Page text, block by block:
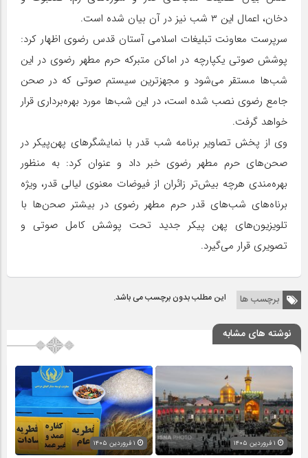
دخان، اعمال این ۳ شب نیز در آن بیان شده است.
سرپرست ﻣﻌﺎونت ﺗﺒﻠﯿﻐﺎت اﺳﻼﻣﻲ آﺳﺘﺎن ﻗﺪس رﺿﻮی اظهار کرد:
پوشش صوتی یکپارچه در اماکن متبرکه حرم مطهر رضوی در این
شب‌ها مستقر می‌شود و مجهزترین سیستم صوتی که در صحن
جامع رضوی نصب شده است، در این شب‌ها مورد بهره‌برداری قرار
خواهد گرفت.
وی از پخش تصاویر برنامه شب قدر با نمایشگرهای پهن‌پیکر در
صحن‌های حرم مطهر رضوی خبر داد و عنوان کرد: ﺑﻪ ﻣﻨﻈﻮر
بهره‌مندی هرﭼﻪ ﺑﯿﺶﺗﺮ زائران از ﻓﯿﻮﺿﺎت ﻣﻌﻨﻮی ﻟﯿﺎﻟﯽ ﻗﺪر، وﯾﮋه
ﺑﺮﻧﺎه‌های شب‌های ﻗﺪر ﺣﺮم مطهر رﺿﻮی در بیشتر ﺻﺤن‌ها ﺑﺎ
ﺗﻠﻮﻳﺰﻳﻮن‌های پهن ﭘﯿﻜﺮ جدید ﺗﺤﺖ ﭘﻮﺷﺶ ﻛﺎﻣﻞ ﺻﻮﺗﻲ و
ﺗﺼﻮﻳﺮی ﻗﺮار ﻣﻲﮔﯿﺮد.
برچسب ها این مطلب بدون برچسب می باشد.
نوشته های مشابه